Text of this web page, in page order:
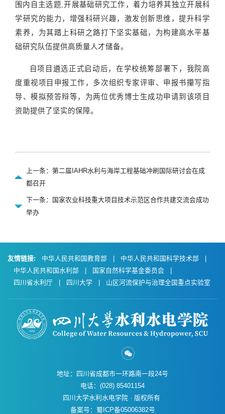
围内自主选题,开展基础研究工作，着力培养其独立开展科
学研究的能力，增强科研兴趣，激发创新思维，提升科学
素养，为其踏上科研之路打下坚实基础，为构建高水平基
础研究队伍提供高质量人才储备。
自项目遴选正式启动后，在学校统筹部署下，我院高
度重视项目申报工作，多次组织专家评审、申报书攥写指
导、模拟预答辩等，为两位优秀博士生成功申请到该项目
资助提供了坚实的保障。
上一条：第二届IAHR水利与海岸工程基础冲刷国际研讨会在成
都召开
下一条：国家农业科技重大项目技术示范区合作共建交流会成功
举办
友情链接: 中华人民共和国教育部 中华人民共和国科学技术部
中华人民共和国水利部
国家自然科学基金委员会
四川省水利厅
四川大学 山区河流保护与治理全国重点实验室
地址：四川省成都市一环路南一段24号
电话：(028) 85401154
四川大学水利水电学院 · 版权所有
备案号：蜀ICP备05006382号